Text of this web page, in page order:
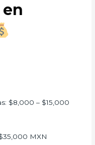
$8,000 – $15,000
MXN